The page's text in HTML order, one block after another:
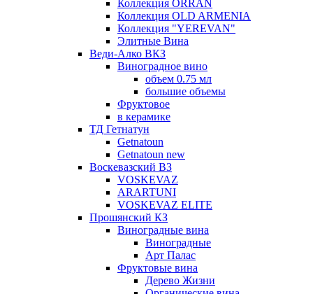
Коллекция ORRAN
Коллекция OLD ARMENIA
Коллекция "YEREVAN"
Элитные Вина
Веди-Алко ВКЗ
Виноградное вино
объем 0.75 мл
большие объемы
Фруктовое
в керамике
ТД Гетнатун
Getnatoun
Getnatoun new
Воскевазский ВЗ
VOSKEVAZ
ARARTUNI
VOSKEVAZ ELITE
Прошянский КЗ
Виноградные вина
Виноградные
Арт Палас
Фруктовые вина
Дерево Жизни